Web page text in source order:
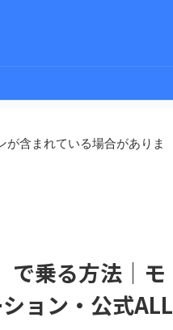
が含まれている場合がありま
で乗る方法｜モ
ョン・公式ALL